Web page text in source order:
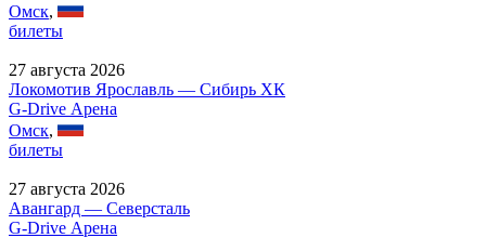
Омск,
билеты
27 августа 2026
Локомотив Ярославль — Сибирь ХК
G-Drive Арена
Омск,
билеты
27 августа 2026
Авангард — Северсталь
G-Drive Арена